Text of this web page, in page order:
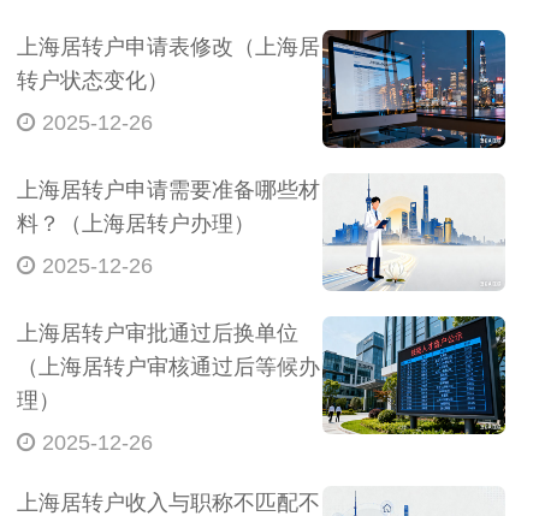
上海居转户申请表修改（上海居
转户状态变化）
2025-12-26
上海居转户申请需要准备哪些材
料？（上海居转户办理）
2025-12-26
上海居转户审批通过后换单位
（上海居转户审核通过后等候办
理）
2025-12-26
上海居转户收入与职称不匹配不